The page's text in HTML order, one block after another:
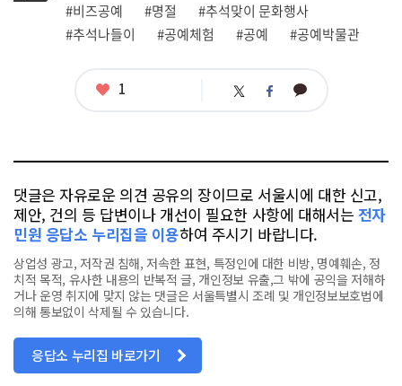
관
련
태
#비즈공예
#명절
#추석맞이 문화행사
#추석나들이
#공예체험 #공예 #공예박물관
좋
1 트 페 카
댓글은 자유로운 의견 공유의 장이므로 서울시에 대한 신고,
제안, 건의 등 답변이나 개선이 필요한 사항에 대해서는 전자
민원 응답소 누리집을 이용하여 주시기 바랍니다.
상업성 광고, 저작권 침해, 저속한 표현, 특정인에 대한 비방, 명예훼손, 정
치적 목적, 유사한 내용의 반복적 글, 개인정보 유출,그 밖에 공익을 저해하
거나 운영 취지에 맞지 않는 댓글은 서울특별시 조례 및 개인정보보호법에
의해 통보없이 삭제될 수 있습니다.
응답소 누리집 바로가기